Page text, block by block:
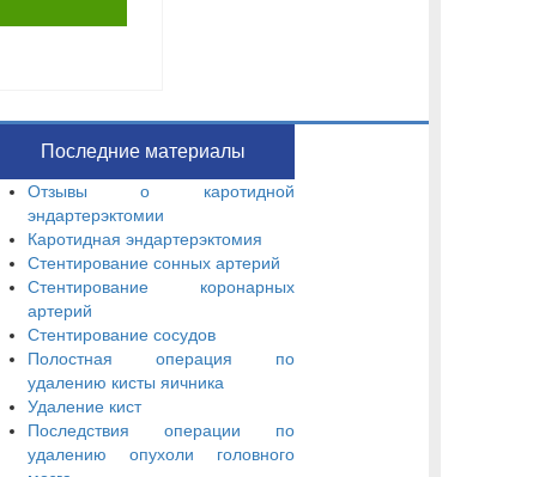
Последние материалы
Отзывы о каротидной
эндартерэктомии
Каротидная эндартерэктомия
Стентирование сонных артерий
Стентирование коронарных
артерий
Стентирование сосудов
Полостная операция по
удалению кисты яичника
Удаление кист
Последствия операции по
удалению опухоли головного